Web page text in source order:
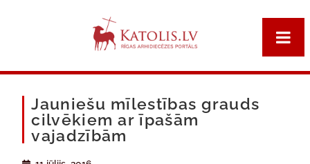
Jauniešu mīlestības grauds
cilvēkiem ar īpašām
vajadzībām